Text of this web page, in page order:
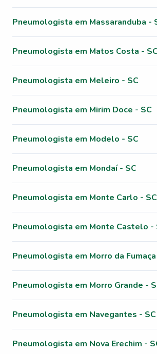
Pneumologista em Massaranduba -
Pneumologista em Matos Costa -
Pneumologista em Meleiro - SC
Pneumologista em Mirim Doce - SC
Pneumologista em Modelo - SC
Pneumologista em Mondaí - SC
Pneumologista em Monte Carlo - SC
Pneumologista em Monte Castelo -
Pneumologista em Morro da
Pneumologista em Morro Grande -
Pneumologista em Navegantes - SC
Pneumologista em Nova Erechim -